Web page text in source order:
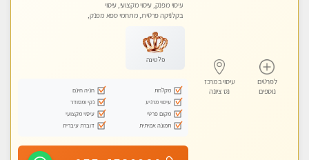
לפרטים
נוספים
עיסוי במרכז
נס ציונה
עיסוי מפנק, עיסוי מקצועי, עיסוי
בקלניקה פרטית, מתחמי ספא מפנק,
פלטינה
מקלחת
חניה חינם
עיסוי מרגיע
נקי ומסודר
מקום פרטי
עיסוי מקצועי
תמונה אמיתית
דוברת עיברית